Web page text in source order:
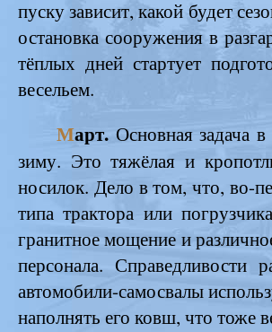
пуску зависит, какой будет
остановка сооружения в
тёплых дней стартует
весельем.
Март.Основная задача
зиму. Это тяжёлая и
носилок. Дело в том, что, во-
типа трактора или
гранитное мощение и
персонала. Справедливости
автомобили-самосвалы
наполнять его ковш, что тоже